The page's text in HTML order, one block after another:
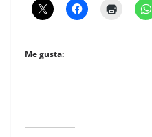
Me gusta: